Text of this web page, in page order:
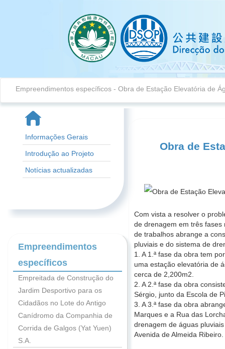
Empreendimentos específicos - Obra de Estação Elevatória de
Informações Gerais
Introdução ao Projeto
Notícias actualizadas
Empreendimentos
específicos
Empreitada de Construção do
Jardim Desportivo para os
Cidadãos no Lote do Antigo
Canídromo da Companhia de
Corrida de Galgos (Yat Yuen)
S.A.
Obra de
Com vista a resolver o
de drenagem em três fases
de trabalhos abrange a
pluviais e do sistema de
1. A 1.ª fase da obra tem
uma estação elevatória de
cerca de 2,200m2.
2. A 2.ª fase da obra
Sérgio, junto da Escola de
3. A 3.ª fase da obra
Marques e a Rua das
drenagem de águas
Avenida de Almeida Ribeiro.